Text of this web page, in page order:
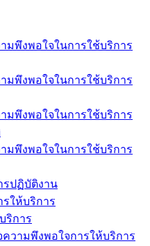
มพึงพอใจในการใช้บริการ
มพึงพอใจในการใช้บริการ
มพึงพอใจในการใช้บริการ
มพึงพอใจในการใช้บริการ
รปฏิบัติงาน
ให้บริการ
ริการ
ความพึงพอใจการให้บริการ